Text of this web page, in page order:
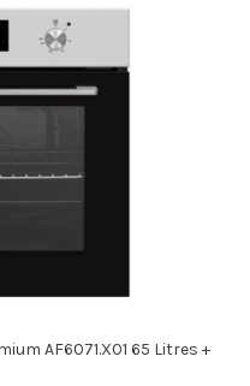
AF6071.X01 65 Litres +